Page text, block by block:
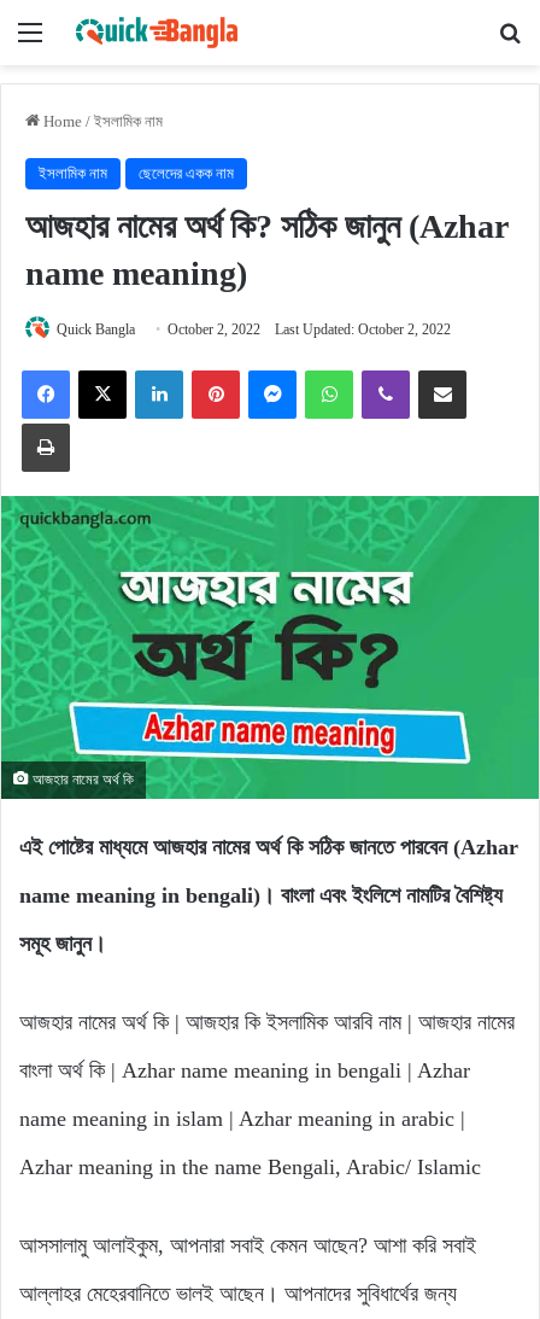
Menu
Home / ইসলামিক নাম
ইসলামিক নাম ছেলেদের একক নাম
আজহার নামের অর্থ কি? সঠিক জানুন (Azhar
name meaning)
Quick Bangla October 2, 2022 Last Updated: October 2, 2022
FacebookX LinkedInPinterestMessengerWhatsAppViber Share via Email
Print
আজহার নামের অর্থ কি
এই পোষ্টের মাধ্যমে আজহার নামের অর্থ কি সঠিক জানতে পারবেন (Azhar
name meaning in bengali)। বাংলা এবং ইংলিশে নামটির বৈশিষ্ট্য
সমূহ জানুন।
আজহার নামের অর্থ কি | আজহার কি ইসলামিক আরবি নাম | আজহার নামের
বাংলা অর্থ কি | Azhar name meaning in bengali | Azhar
name meaning in islam | Azhar meaning in arabic |
Azhar meaning in the name Bengali, Arabic/ Islamic
আসসালামু আলাইকুম, আপনারা সবাই কেমন আছেন? আশা করি সবাই
আল্লাহর মেহেরবানিতে ভালই আছেন। আপনাদের সুবিধার্থের জন্য